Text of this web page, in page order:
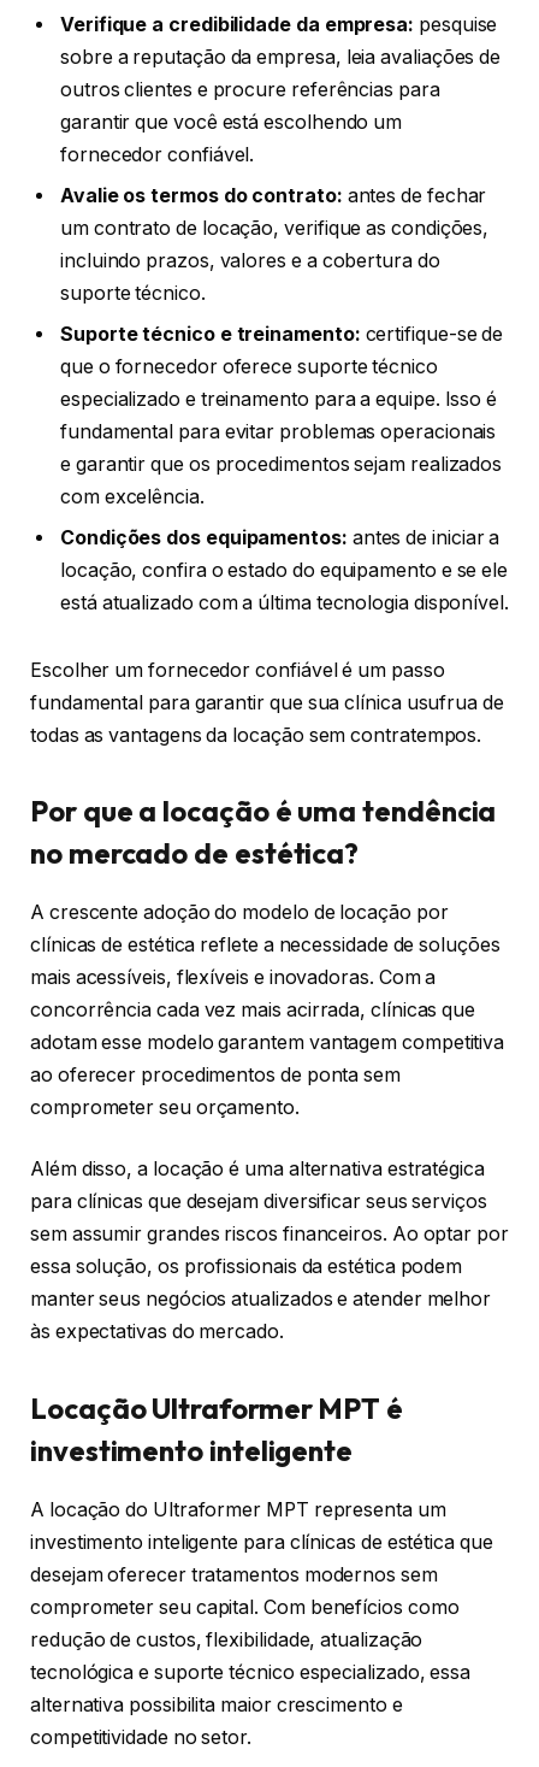
Verifique a credibilidade da empresa: pesquise
sobre a reputação da empresa, leia avaliações de
outros clientes e procure referências para
garantir que você está escolhendo um
fornecedor confiável.
Avalie os termos do contrato: antes de fechar
um contrato de locação, verifique as condições,
incluindo prazos, valores e a cobertura do
suporte técnico.
Suporte técnico e treinamento: certifique-se de
que o fornecedor oferece suporte técnico
especializado e treinamento para a equipe. Isso é
fundamental para evitar problemas operacionais
e garantir que os procedimentos sejam realizados
com excelência.
Condições dos equipamentos: antes de iniciar a
locação, confira o estado do equipamento e se ele
está atualizado com a última tecnologia disponível.
Escolher um fornecedor confiável é um passo
fundamental para garantir que sua clínica usufrua de
todas as vantagens da locação sem contratempos.
Por que a locação é uma tendência
no mercado de estética?
A crescente adoção do modelo de locação por
clínicas de estética reflete a necessidade de soluções
mais acessíveis, flexíveis e inovadoras. Com a
concorrência cada vez mais acirrada, clínicas que
adotam esse modelo garantem vantagem competitiva
ao oferecer procedimentos de ponta sem
comprometer seu orçamento.
Além disso, a locação é uma alternativa estratégica
para clínicas que desejam diversificar seus serviços
sem assumir grandes riscos financeiros. Ao optar por
essa solução, os profissionais da estética podem
manter seus negócios atualizados e atender melhor
às expectativas do mercado.
Locação Ultraformer MPT é
investimento inteligente
A locação do Ultraformer MPT representa um
investimento inteligente para clínicas de estética que
desejam oferecer tratamentos modernos sem
comprometer seu capital. Com benefícios como
redução de custos, flexibilidade, atualização
tecnológica e suporte técnico especializado, essa
alternativa possibilita maior crescimento e
competitividade no setor.